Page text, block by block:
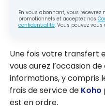
En vous abonnant, vous recevrez
promotionnels et acceptez nos
confidentialité. Vous pouvez
Une fois votre transfert
vous aurez l’occasion
informations, y compris
frais de service de Koho
est en ordre.